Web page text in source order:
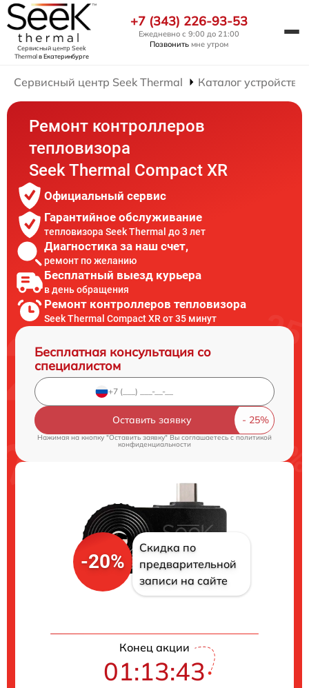
Сервисный центр Seek
Thermalв Екатеринбурге
+7 (343) 226-93-53
Ежедневно с 9:00 до 21:00
Позвонить мне утром
Сервисный центр Seek Thermal Каталог устройств
Ремонт контроллеров
тепловизора
Seek Thermal Compact XR
Официальный сервис
Гарантийное обслуживание
тепловизора Seek Thermal до 3 лет
Диагностика за наш счет,
ремонт по желанию
Бесплатный выезд курьера
в день обращения
Ремонт контроллеров тепловизора
Seek Thermal Compact XR от 35 минут
Бесплатная консультация со
специалистом
Оставить заявку
Нажимая на кнопку "Оставить заявку" Вы соглашаетесь cполитикой
конфиденциальности
-20%
Скидка по
предварительной
записи на сайте
Конец акции
01:13:43